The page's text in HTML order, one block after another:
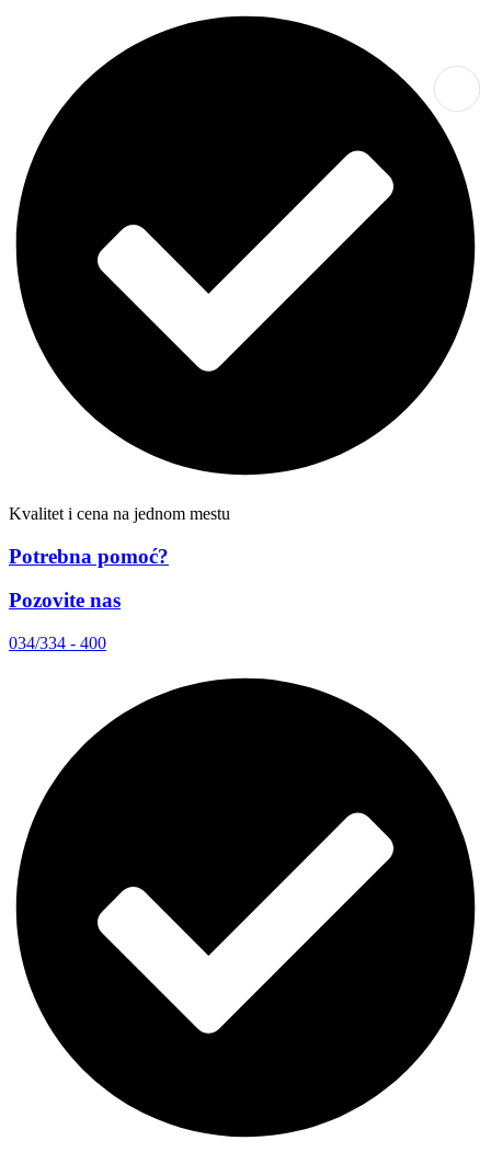
Kvalitet i cena na jednom mestu
Potrebna pomoć?
Pozovite nas
034/334 - 400